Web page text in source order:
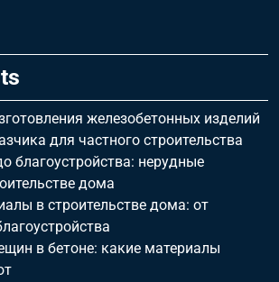
железобетонных изделий
для частного строительства
благоустройства: нерудные
дома
в строительстве дома: от
в бетоне: какие материалы